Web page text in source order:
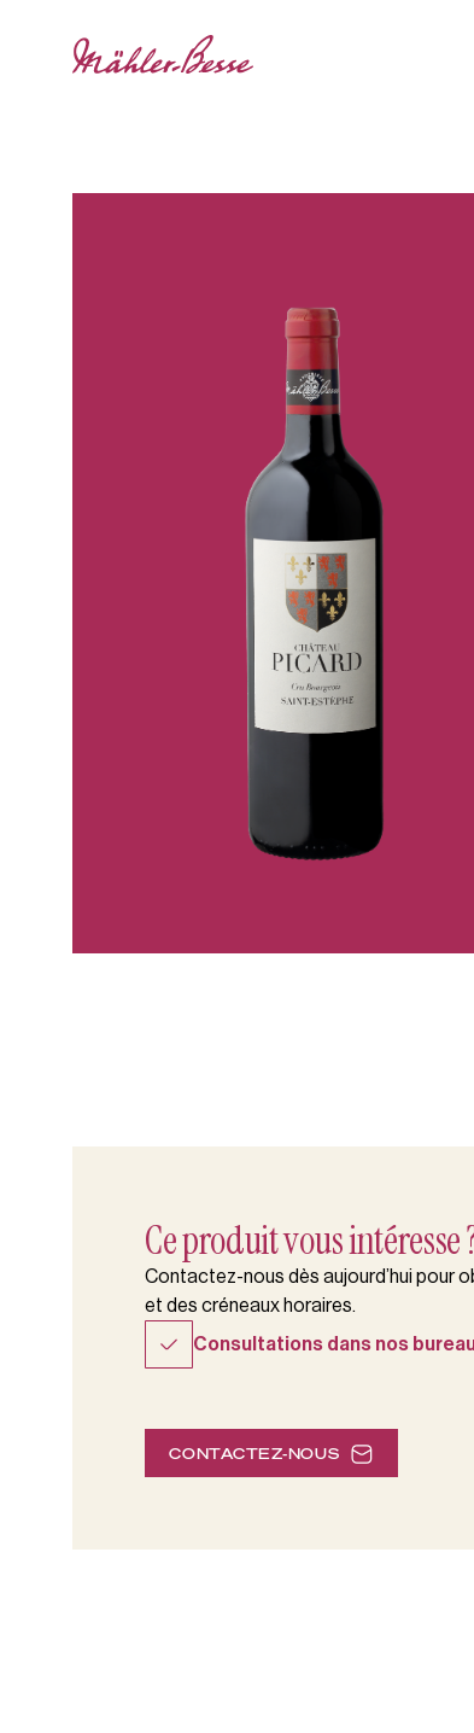
Ce produit vous intéresse
Contactez-nous dès aujourd’hui pour
et des créneaux horaires.
Consultations dans nos
CONTACTEZ-NOUS